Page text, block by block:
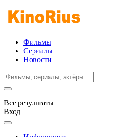
Фильмы
Сериалы
Новости
Все результаты
Вход